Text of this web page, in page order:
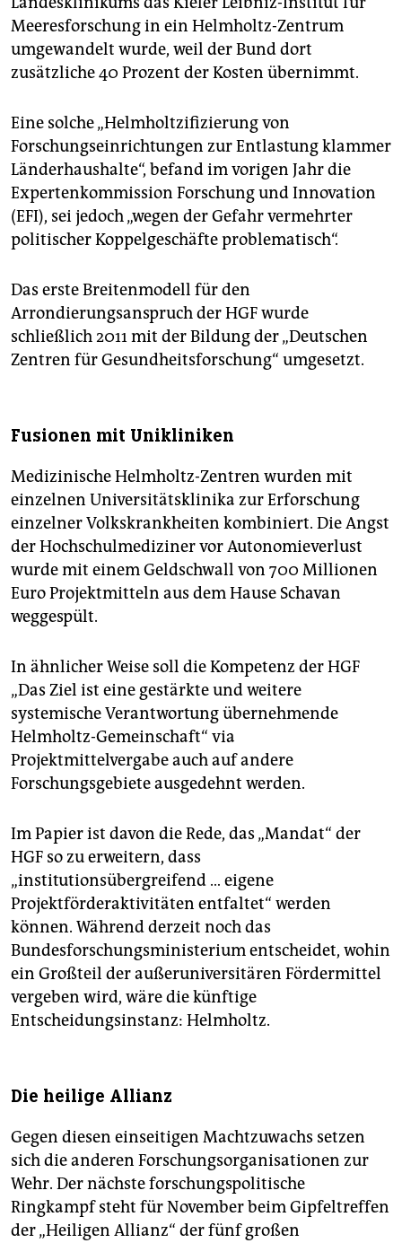
Meeresforschung in ein Helmholtz-Zentrum
umgewandelt wurde, weil der Bund dort
zusätzliche 40 Prozent der Kosten übernimmt.
Eine solche „Helmholtzifizierung von
Forschungseinrichtungen zur Entlastung klammer
Länderhaushalte“, befand im vorigen Jahr die
Expertenkommission Forschung und Innovation
(EFI), sei jedoch „wegen der Gefahr vermehrter
politischer Koppelgeschäfte problematisch“.
Das erste Breitenmodell für den
Arrondierungsanspruch der HGF wurde
schließlich 2011 mit der Bildung der „Deutschen
Zentren für Gesundheitsforschung“ umgesetzt.
Fusionen mit Unikliniken
Medizinische Helmholtz-Zentren wurden mit
einzelnen Universitätsklinika zur Erforschung
einzelner Volkskrankheiten kombiniert. Die Angst
der Hochschulmediziner vor Autonomieverlust
wurde mit einem Geldschwall von 700 Millionen
Euro Projektmitteln aus dem Hause Schavan
weggespült.
In ähnlicher Weise soll die Kompetenz der HGF
„Das Ziel ist eine gestärkte und weitere
systemische Verantwortung übernehmende
Helmholtz-Gemeinschaft“ via
Projektmittelvergabe auch auf andere
Forschungsgebiete ausgedehnt werden.
Im Papier ist davon die Rede, das „Mandat“ der
HGF so zu erweitern, dass
„institutionsübergreifend … eigene
Projektförderaktivitäten entfaltet“ werden
können. Während derzeit noch das
Bundesforschungsministerium entscheidet, wohin
ein Großteil der außeruniversitären Fördermittel
vergeben wird, wäre die künftige
Entscheidungsinstanz: Helmholtz.
Die heilige Allianz
Gegen diesen einseitigen Machtzuwachs setzen
sich die anderen Forschungsorganisationen zur
Wehr. Der nächste forschungspolitische
Ringkampf steht für November beim Gipfeltreffen
der „Heiligen Allianz“ der fünf großen